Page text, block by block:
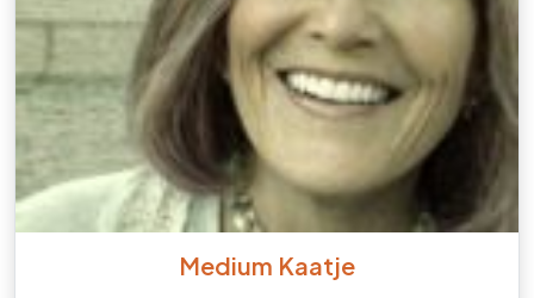
Medium Kaatje